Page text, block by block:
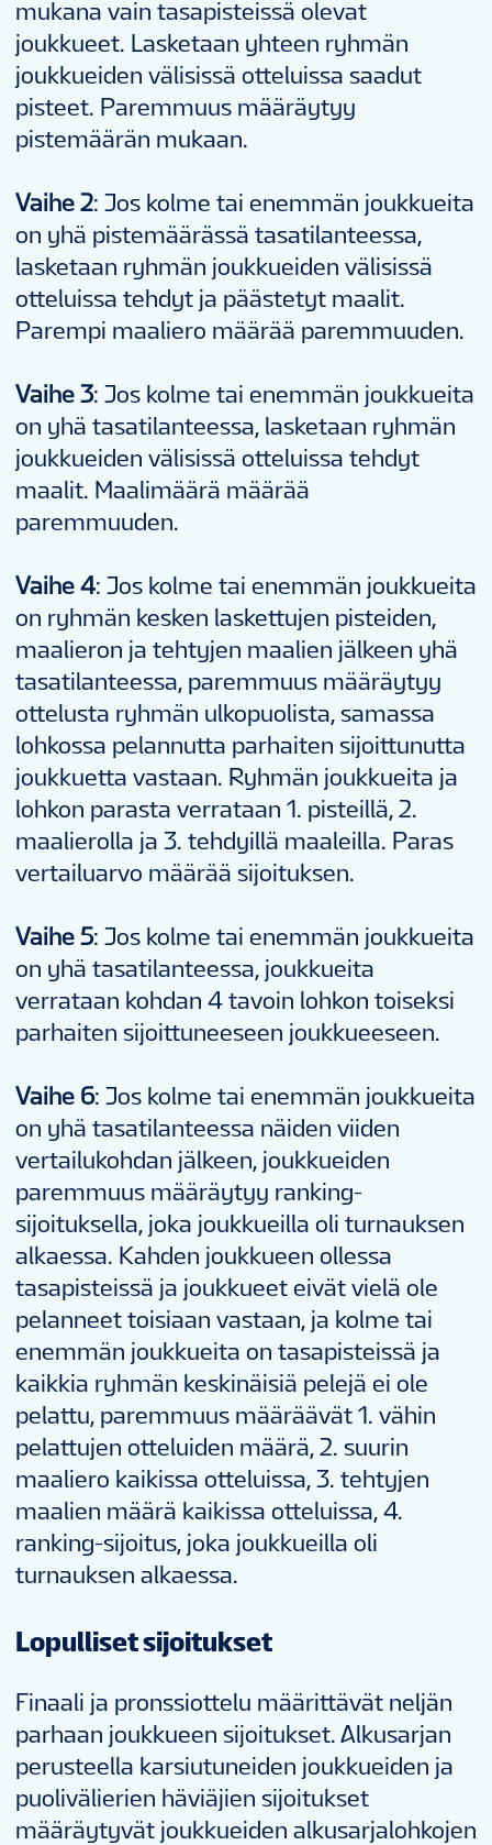
mukana vain tasapisteissä olevat
joukkueet. Lasketaan yhteen ryhmän
joukkueiden välisissä otteluissa saadut
pisteet. Paremmuus määräytyy
pistemäärän mukaan.
Vaihe 2: Jos kolme tai enemmän joukkueita
on yhä pistemäärässä tasatilanteessa,
lasketaan ryhmän joukkueiden välisissä
otteluissa tehdyt ja päästetyt maalit.
Parempi maaliero määrää paremmuuden.
Vaihe 3: Jos kolme tai enemmän joukkueita
on yhä tasatilanteessa, lasketaan ryhmän
joukkueiden välisissä otteluissa tehdyt
maalit. Maalimäärä määrää
paremmuuden.
Vaihe 4: Jos kolme tai enemmän joukkueita
on ryhmän kesken laskettujen pisteiden,
maalieron ja tehtyjen maalien jälkeen yhä
tasatilanteessa, paremmuus määräytyy
ottelusta ryhmän ulkopuolista, samassa
lohkossa pelannutta parhaiten sijoittunutta
joukkuetta vastaan. Ryhmän joukkueita ja
lohkon parasta verrataan 1. pisteillä, 2.
maalierolla ja 3. tehdyillä maaleilla. Paras
vertailuarvo määrää sijoituksen.
Vaihe 5: Jos kolme tai enemmän joukkueita
on yhä tasatilanteessa, joukkueita
verrataan kohdan 4 tavoin lohkon toiseksi
parhaiten sijoittuneeseen joukkueeseen.
Vaihe 6: Jos kolme tai enemmän joukkueita
on yhä tasatilanteessa näiden viiden
vertailukohdan jälkeen, joukkueiden
paremmuus määräytyy ranking-
sijoituksella, joka joukkueilla oli turnauksen
alkaessa. Kahden joukkueen ollessa
tasapisteissä ja joukkueet eivät vielä ole
pelanneet toisiaan vastaan, ja kolme tai
enemmän joukkueita on tasapisteissä ja
kaikkia ryhmän keskinäisiä pelejä ei ole
pelattu, paremmuus määräävät 1. vähin
pelattujen otteluiden määrä, 2. suurin
maaliero kaikissa otteluissa, 3. tehtyjen
maalien määrä kaikissa otteluissa, 4.
ranking-sijoitus, joka joukkueilla oli
turnauksen alkaessa.
Lopulliset sijoitukset
Finaali ja pronssiottelu määrittävät neljän
parhaan joukkueen sijoitukset. Alkusarjan
perusteella karsiutuneiden joukkueiden ja
puolivälierien häviäjien sijoitukset
määräytyvät joukkueiden alkusarjalohkojen